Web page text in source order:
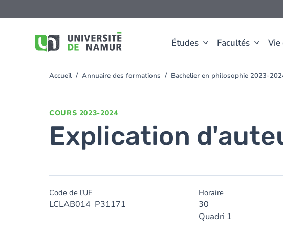
Études Facultés Vie
au
You
Accueil Annuaire des formations Bachelier en philosophie 2023-
COURS 2023-2024
Explication
Code de l'UE
LCLAB014_P31171
Horaire
30
Quadri 1